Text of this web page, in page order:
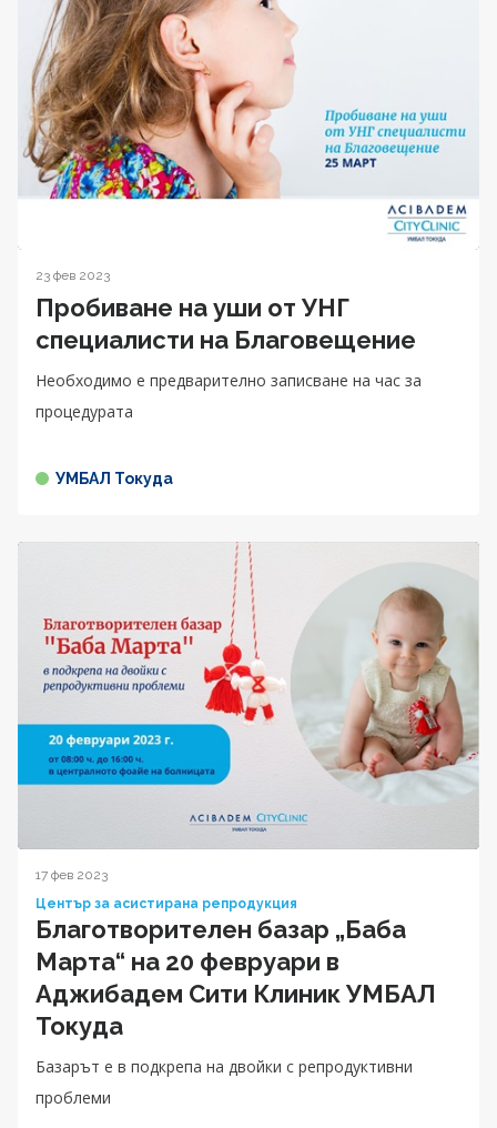
23 фев 2023
Пробиване на уши от УНГ
специалисти на Благовещение
Необходимо е предварително записване на час за
процедурата
УМБАЛ Токуда
17 фев 2023
Център за асистирана репродукция
Благотворителен базар „Баба
Марта“ на 20 февруари в
Аджибадем Сити Клиник УМБАЛ
Токуда
Базарът е в подкрепа на двойки с репродуктивни
проблеми